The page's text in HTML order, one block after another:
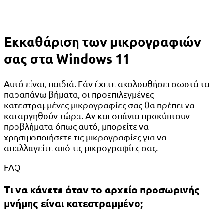
Εκκαθάριση των μικρογραφιών
σας στα Windows 11
Αυτό είναι, παιδιά. Εάν έχετε ακολουθήσει σωστά τα
παραπάνω βήματα, οι προεπιλεγμένες
κατεστραμμένες μικρογραφίες σας θα πρέπει να
καταργηθούν τώρα. Αν και σπάνια προκύπτουν
προβλήματα όπως αυτό, μπορείτε να
χρησιμοποιήσετε τις μικρογραφίες για να
απαλλαγείτε από τις μικρογραφίες σας.
FAQ
Τι να κάνετε όταν το αρχείο προσωρινής
μνήμης είναι κατεστραμμένο;